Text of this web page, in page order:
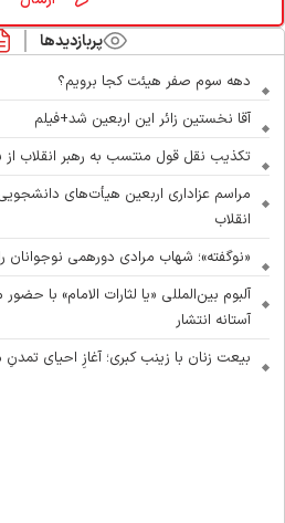
پربازدیدها
دهه سوم صفر هیئت کجا برویم؟
آقا نخستین زائر این اربعین شد+فیلم
تکذیب نقل قول منتسب به رهبر انقلاب از
مراسم عزاداری اربعین هیأت‌های
انقلاب
«نوگفته»؛ شهاب مرادی دورهمی نوجوانان را
آلبوم بین‌المللی «یا لثارات الامام» با
آستانه انتشار
بیعت زنان با زینب کبری؛ آغازِ احیای